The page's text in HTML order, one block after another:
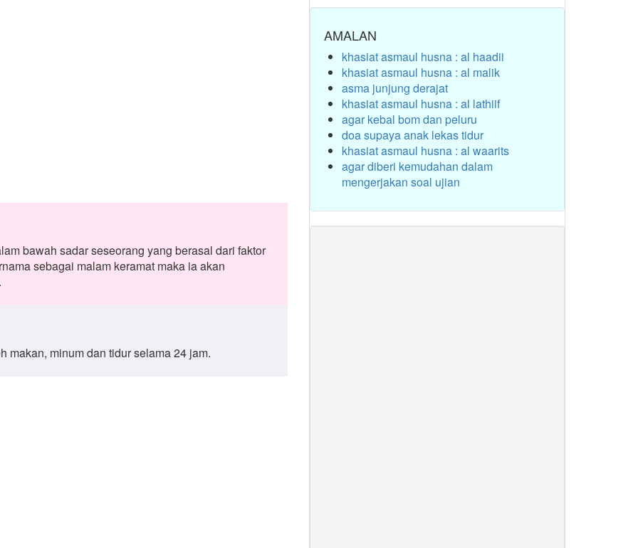
bawah sadar seseorang yang berasal dari faktor
sebagai malam keramat maka ia akan
makan, minum dan tidur selama 24 jam.
AMALAN
khasiat asmaul husna : al haadii
khasiat asmaul husna : al malik
asma junjung derajat
khasiat asmaul husna : al lathiif
agar kebal bom dan peluru
doa supaya anak lekas tidur
khasiat asmaul husna : al waarits
agar diberi kemudahan dalam
mengerjakan soal ujian